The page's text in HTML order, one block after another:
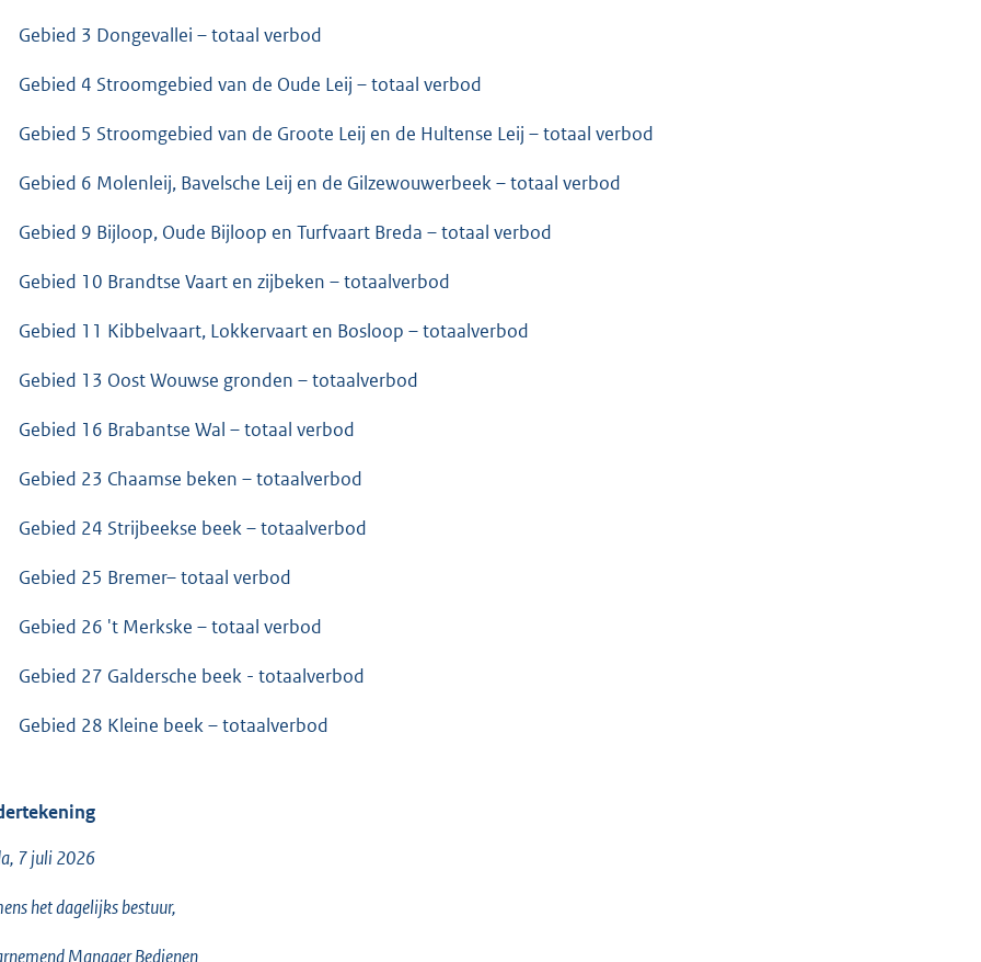
Gebied 3 Dongevallei – totaal verbod
Gebied 4 Stroomgebied van de Oude Leij – totaal verbod
Gebied 5 Stroomgebied van de Groote Leij en de Hultense Leij – totaal verbod
Gebied 6 Molenleij, Bavelsche Leij en de Gilzewouwerbeek – totaal verbod
Gebied 9 Bijloop, Oude Bijloop en Turfvaart Breda – totaal verbod
Gebied 10 Brandtse Vaart en zijbeken – totaalverbod
Gebied 11 Kibbelvaart, Lokkervaart en Bosloop – totaalverbod
Gebied 13 Oost Wouwse gronden – totaalverbod
Gebied 16 Brabantse Wal – totaal verbod
Gebied 23 Chaamse beken – totaalverbod
Gebied 24 Strijbeekse beek – totaalverbod
Gebied 25 Bremer– totaal verbod
Gebied 26 't Merkske – totaal verbod
Gebied 27 Galdersche beek - totaalverbod
Gebied 28 Kleine beek – totaalverbod
7 juli 2026
het dagelijks bestuur,
Manager Bedienen